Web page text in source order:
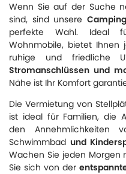
Wenn Sie auf der Suche
sind, sind unsere
perfekte Wahl. Ideal
Wohnmobile, bietet Ihnen
ruhige und friedliche
Stromanschlüssen und
Nähe ist Ihr Komfort
Die Vermietung von
ist ideal für Familien, die
den Annehmlichkeiten
Schwimmbad und
Wachen Sie jeden Morgen
Sie sich von der